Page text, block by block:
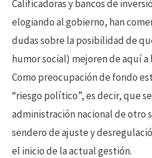
Calificadoras y bancos de
elogiando al gobierno, han
dudas sobre la posibilidad de
humor social) mejoren de aquí a
Como preocupación de fondo
“riesgo político”, es decir, que
administración nacional de otro
sendero de ajuste y
el inicio de la actual gestión.